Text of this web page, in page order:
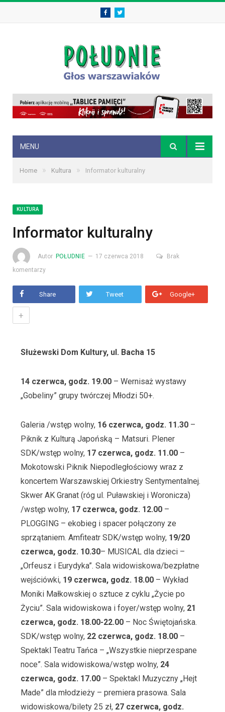
FacebookTwitter
MENU
Home » Kultura » Informator kulturalny
KULTURA
Informator kulturalny
Autor POŁUDNIE 17 czerwca 2018
Brak
komentarzy
Share Tweet Google+
+
Służewski Dom Kultury, ul. Bacha 15
14 czerwca, godz. 19.00– Wernisaż wystawy
„Gobeliny” grupy twórczej Młodzi 50+.
Galeria /wstęp wolny, 16 czerwca, godz. 11.30–
Piknik z Kulturą Japońską – Matsuri. Plener
SDK/wstęp wolny, 17 czerwca, godz. 11.00–
Mokotowski Piknik Niepodległościowy wraz z
koncertem Warszawskiej Orkiestry Sentymentalnej.
Skwer AK Granat (róg ul. Puławskiej i Woronicza)
/wstęp wolny, 17 czerwca, godz. 12.00–
PLOGGING – ekobieg i spacer połączony ze
sprzątaniem. Amfiteatr SDK/wstęp wolny, 19/20
czerwca, godz. 10.30– MUSICAL dla dzieci –
„Orfeusz i Eurydyka”. Sala widowiskowa/bezpłatne
wejściówki, 19 czerwca, godz. 18.00– Wykład
Moniki Małkowskiej o sztuce z cyklu „Życie po
Życiu”. Sala widowiskowa i foyer/wstęp wolny, 21
czerwca, godz. 18.00-22.00– Noc Świętojańska.
SDK/wstęp wolny, 22 czerwca, godz. 18.00–
Spektakl Teatru Tańca – „Wszystkie nieprzespane
noce”. Sala widowiskowa/wstęp wolny, 24
czerwca, godz. 17.00– Spektakl Muzyczny „Hejt
Made” dla młodzieży – premiera prasowa. Sala
widowiskowa/bilety 25 zł, 27 czerwca, godz.